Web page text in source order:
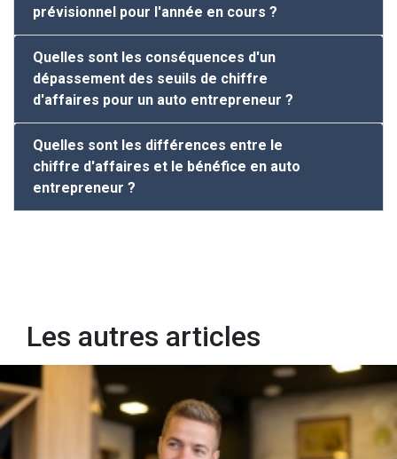
prévisionnel pour l'année en cours ?
Quelles sont les conséquences d'un
dépassement des seuils de chiffre
d'affaires pour un auto entrepreneur ?
Quelles sont les différences entre le
chiffre d'affaires et le bénéfice en auto
entrepreneur ?
Les autres articles